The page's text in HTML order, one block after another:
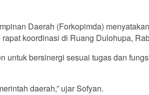
Daerah (Forkopimda)
koordinasi di Ruang Dulohupa,
bersinergi sesuai tugas dan
daerah,” ujar Sofyan.